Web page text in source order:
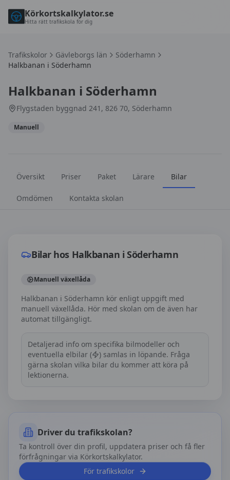
Körkortskalkylator.se
Hitta rätt trafikskola för dig
Trafikskolor Gävleborgs län
Söderhamn
Halkbanan i Söderhamn
Halkbanan i Söderhamn
Flygstaden byggnad 241, 826 70, Söderhamn
Manuell
Översikt Priser Paket Lärare Bilar
Omdömen Kontakta skolan
Bilar hos Halkbanan i Söderhamn
Manuell växellåda
Halkbanan i Söderhamn kör enligt uppgift med
manuell växellåda. Hör med skolan om de även har
automat tillgängligt.
Detaljerad info om specifika bilmodeller och
eventuella elbilar (
) samlas in löpande. Fråga
gärna skolan vilka bilar du kommer att köra på
lektionerna.
Driver du trafikskolan?
Ta kontroll över din profil, uppdatera priser och få fler
förfrågningar via Körkortskalkylator.
För trafikskolor